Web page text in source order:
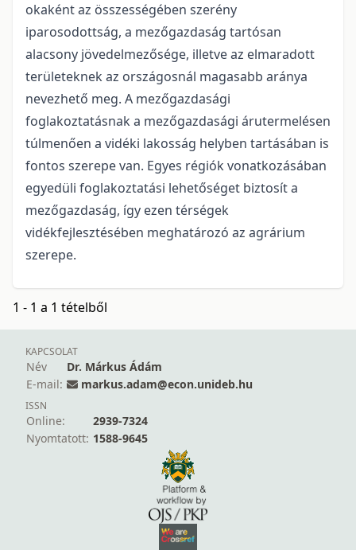
okaként az összességében szerény
iparosodottság, a mezőgazdaság tartósan
alacsony jövedelmezősége, illetve az elmaradott
területeknek az országosnál magasabb aránya
nevezhető meg. A mezőgazdasági
foglakoztatásnak a mezőgazdasági árutermelésen
túlmenően a vidéki lakosság helyben tartásában is
fontos szerepe van. Egyes régiók vonatkozásában
egyedüli foglakoztatási lehetőséget biztosít a
mezőgazdaság, így ezen térségek
vidékfejlesztésében meghatározó az agrárium
szerepe.
1 - 1 a 1 tételből
KAPCSOLAT
Név
Dr. Márkus Ádám
E-mail:
markus.adam@econ.unideb.hu
ISSN
Online:
2939-7324
Nyomtatott: 1588-9645